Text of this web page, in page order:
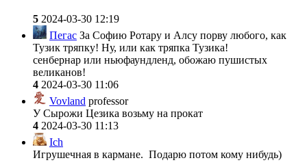
5 2024-03-30 12:19
Пегас За Софию Ротару и Алсу порву любого, как
Тузик тряпку! Ну, или как тряпка Тузика!
сенбернар или ньюфаундленд, обожаю пушистых
великанов!
4 2024-03-30 11:06
Vovland professor
У Сырожи Цезика возьму на прокат
4 2024-03-30 11:13
Ich
Игрушечная в кармане. Подарю потом кому нибудь)